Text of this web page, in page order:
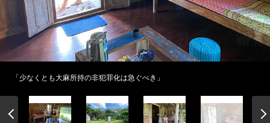
「少なくとも大麻所持の非犯罪化は急ぐべき」